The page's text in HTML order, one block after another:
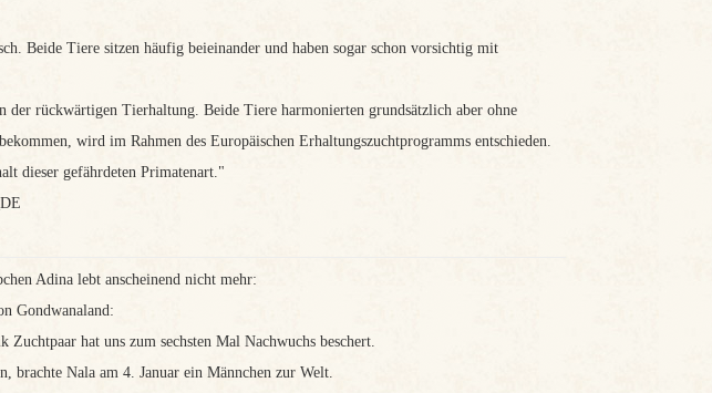
Beide Tiere sitzen häufig beieinander und haben sogar schon vorsichtig mit
der rückwärtigen Tierhaltung. Beide Tiere harmonierten grundsätzlich aber ohne
wird im Rahmen des Europäischen Erhaltungszuchtprogramms entschieden.
dieser gefährdeten Primatenart."
Adina lebt anscheinend nicht mehr:
Gondwanaland:
hat uns zum sechsten Mal Nachwuchs beschert.
brachte Nala am 4. Januar ein Männchen zur Welt.